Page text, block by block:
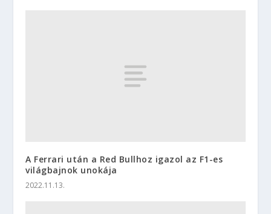
A Ferrari után a Red Bullhoz igazol az F1-es
világbajnok unokája
2022.11.13.